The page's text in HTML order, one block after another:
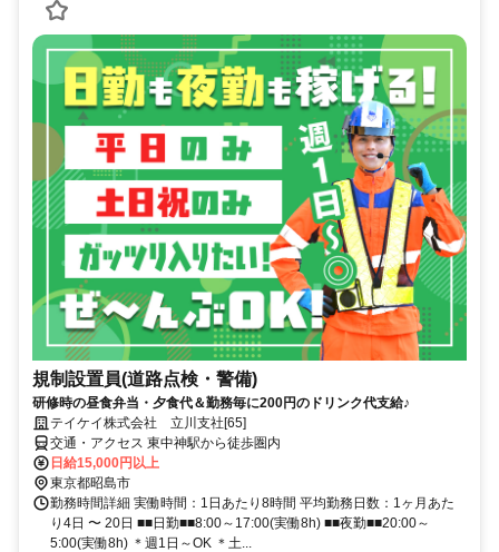
規制設置員(道路点検・警備)
研修時の昼食弁当・夕食代＆勤務毎に200円のドリンク代支給♪
テイケイ株式会社 立川支社[65]
交通・アクセス 東中神駅から徒歩圏内
日給15,000円以上
東京都昭島市
勤務時間詳細 実働時間：1日あたり8時間 平均勤務日数：1ヶ月あた
り4日 〜 20日 ■■日勤■■8:00～17:00(実働8h) ■■夜勤■■20:00～
5:00(実働8h) ＊週1日～OK ＊土...